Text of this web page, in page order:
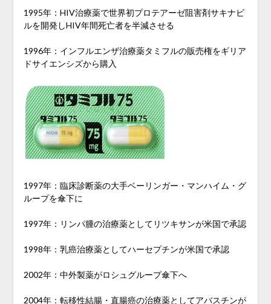
1995年：HIV治療薬で世界初プロテアーゼ阻害剤サキナビ
ルを開発しHIV年間死亡者を半減させる
1996年：インフルエンザ治療薬タミフルの販売権をギリア
ドサイエンシズから購入
1997年：臨床診断薬の大手ベーリンガー・マンハイム・グ
ループを傘下に
1997年：リンパ腫の治療薬としてリツキサンが米国で承認
1998年：乳癌治療薬としてハーセプチンが米国で承認
2002年：中外製薬がロシュグループ傘下へ
2004年：転移性結腸・直腸癌の治療薬としてアバスチンが